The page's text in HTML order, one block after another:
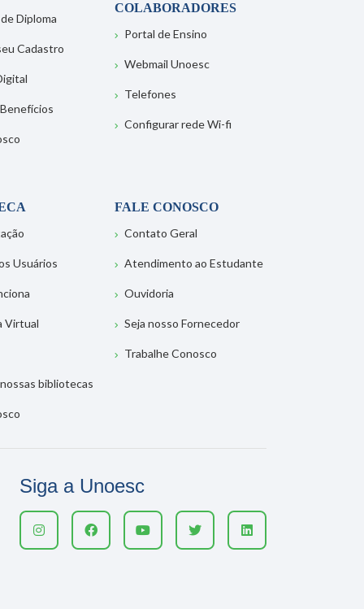
Diploma
Cadastro
COLABORADORES
Portal de Ensino
Webmail Unoesc
Telefones
Configurar rede Wi-fi
Usuários
Virtual
bibliotecas
FALE CONOSCO
Contato Geral
Atendimento ao Estudante
Ouvidoria
Seja nosso Fornecedor
Trabalhe Conosco
Siga a Unoesc